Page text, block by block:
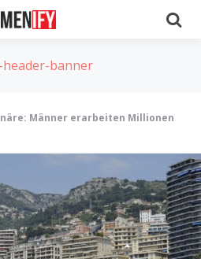
Männer erarbeiten Millionen